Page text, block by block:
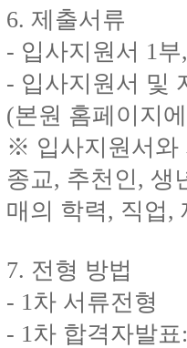
6. 제출서류
- 입사지원서 1
- 입사지원서 및
(본원 홈페이지
※ 입사지원서와
종교, 추천인, 생
매의 학력, 직업,
7. 전형 방법
- 1차 서류전형
- 1차 합격자발